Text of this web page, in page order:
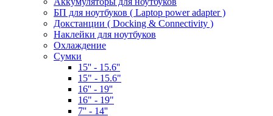
БП для ноутбуков ( Laptop power adapter )
Докстанции ( Docking & Connectivity )
Наклейки для ноутбуков
Охлаждение
Сумки
15'' - 15.6''
15" - 15.6"
16'' - 19''
16" - 19"
7'' - 14''